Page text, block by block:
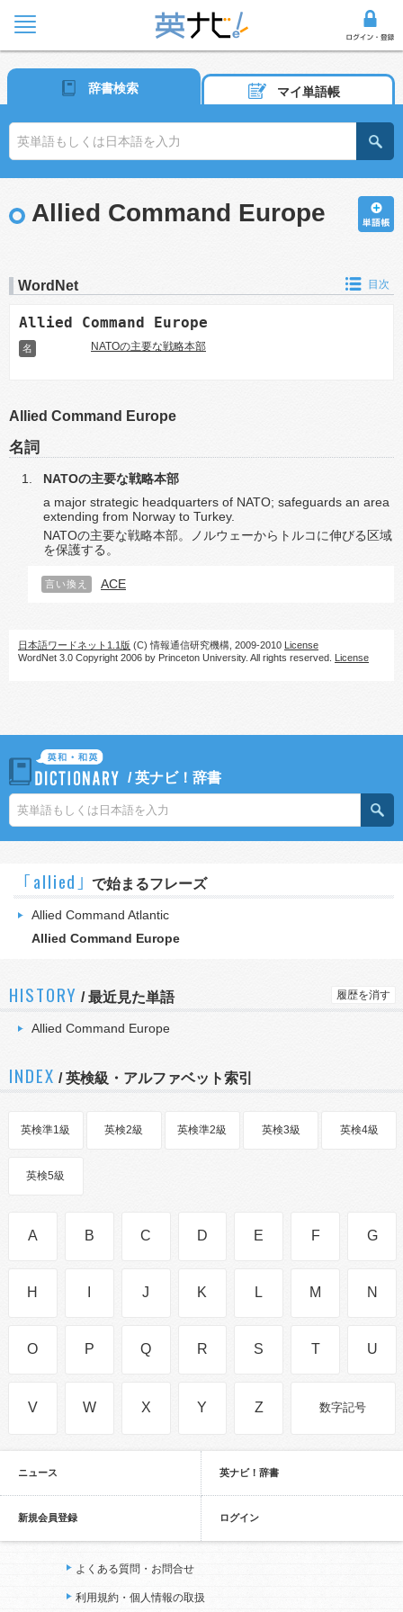
辞書検索 マイ単語帳
Allied Command Europe
WordNet 目次
Allied Command Europe
名 NATOの主要な戦略本部
Allied Command Europe
名詞
NATOの主要な戦略本部
a major strategic headquarters of NATO; safeguards an area
extending from Norway to Turkey.
NATOの主要な戦略本部。ノルウェーからトルコに伸びる区域
を保護する。
言い換え ACE
日本語ワードネット1.1版 (C) 情報通信研究機構, 2009-2010 License
WordNet 3.0 Copyright 2006 by Princeton University. All rights reserved. License
/英ナビ！辞書
｢allied｣ で始まるフレーズ
Allied Command Atlantic
Allied Command Europe
HISTORY /最近見た単語 履歴を消す
Allied Command Europe
INDEX / 英検級・アルファベット索引
英検準1級 英検2級 英検準2級 英検3級 英検4級
英検5級
A B C D E F G
H J K L M N
O P Q R S T U
V W X Y Z 数字記号
ニュース 英ナビ！辞書
新規会員登録 ログイン
よくある質問・お問合せ
利用規約・個人情報の取扱